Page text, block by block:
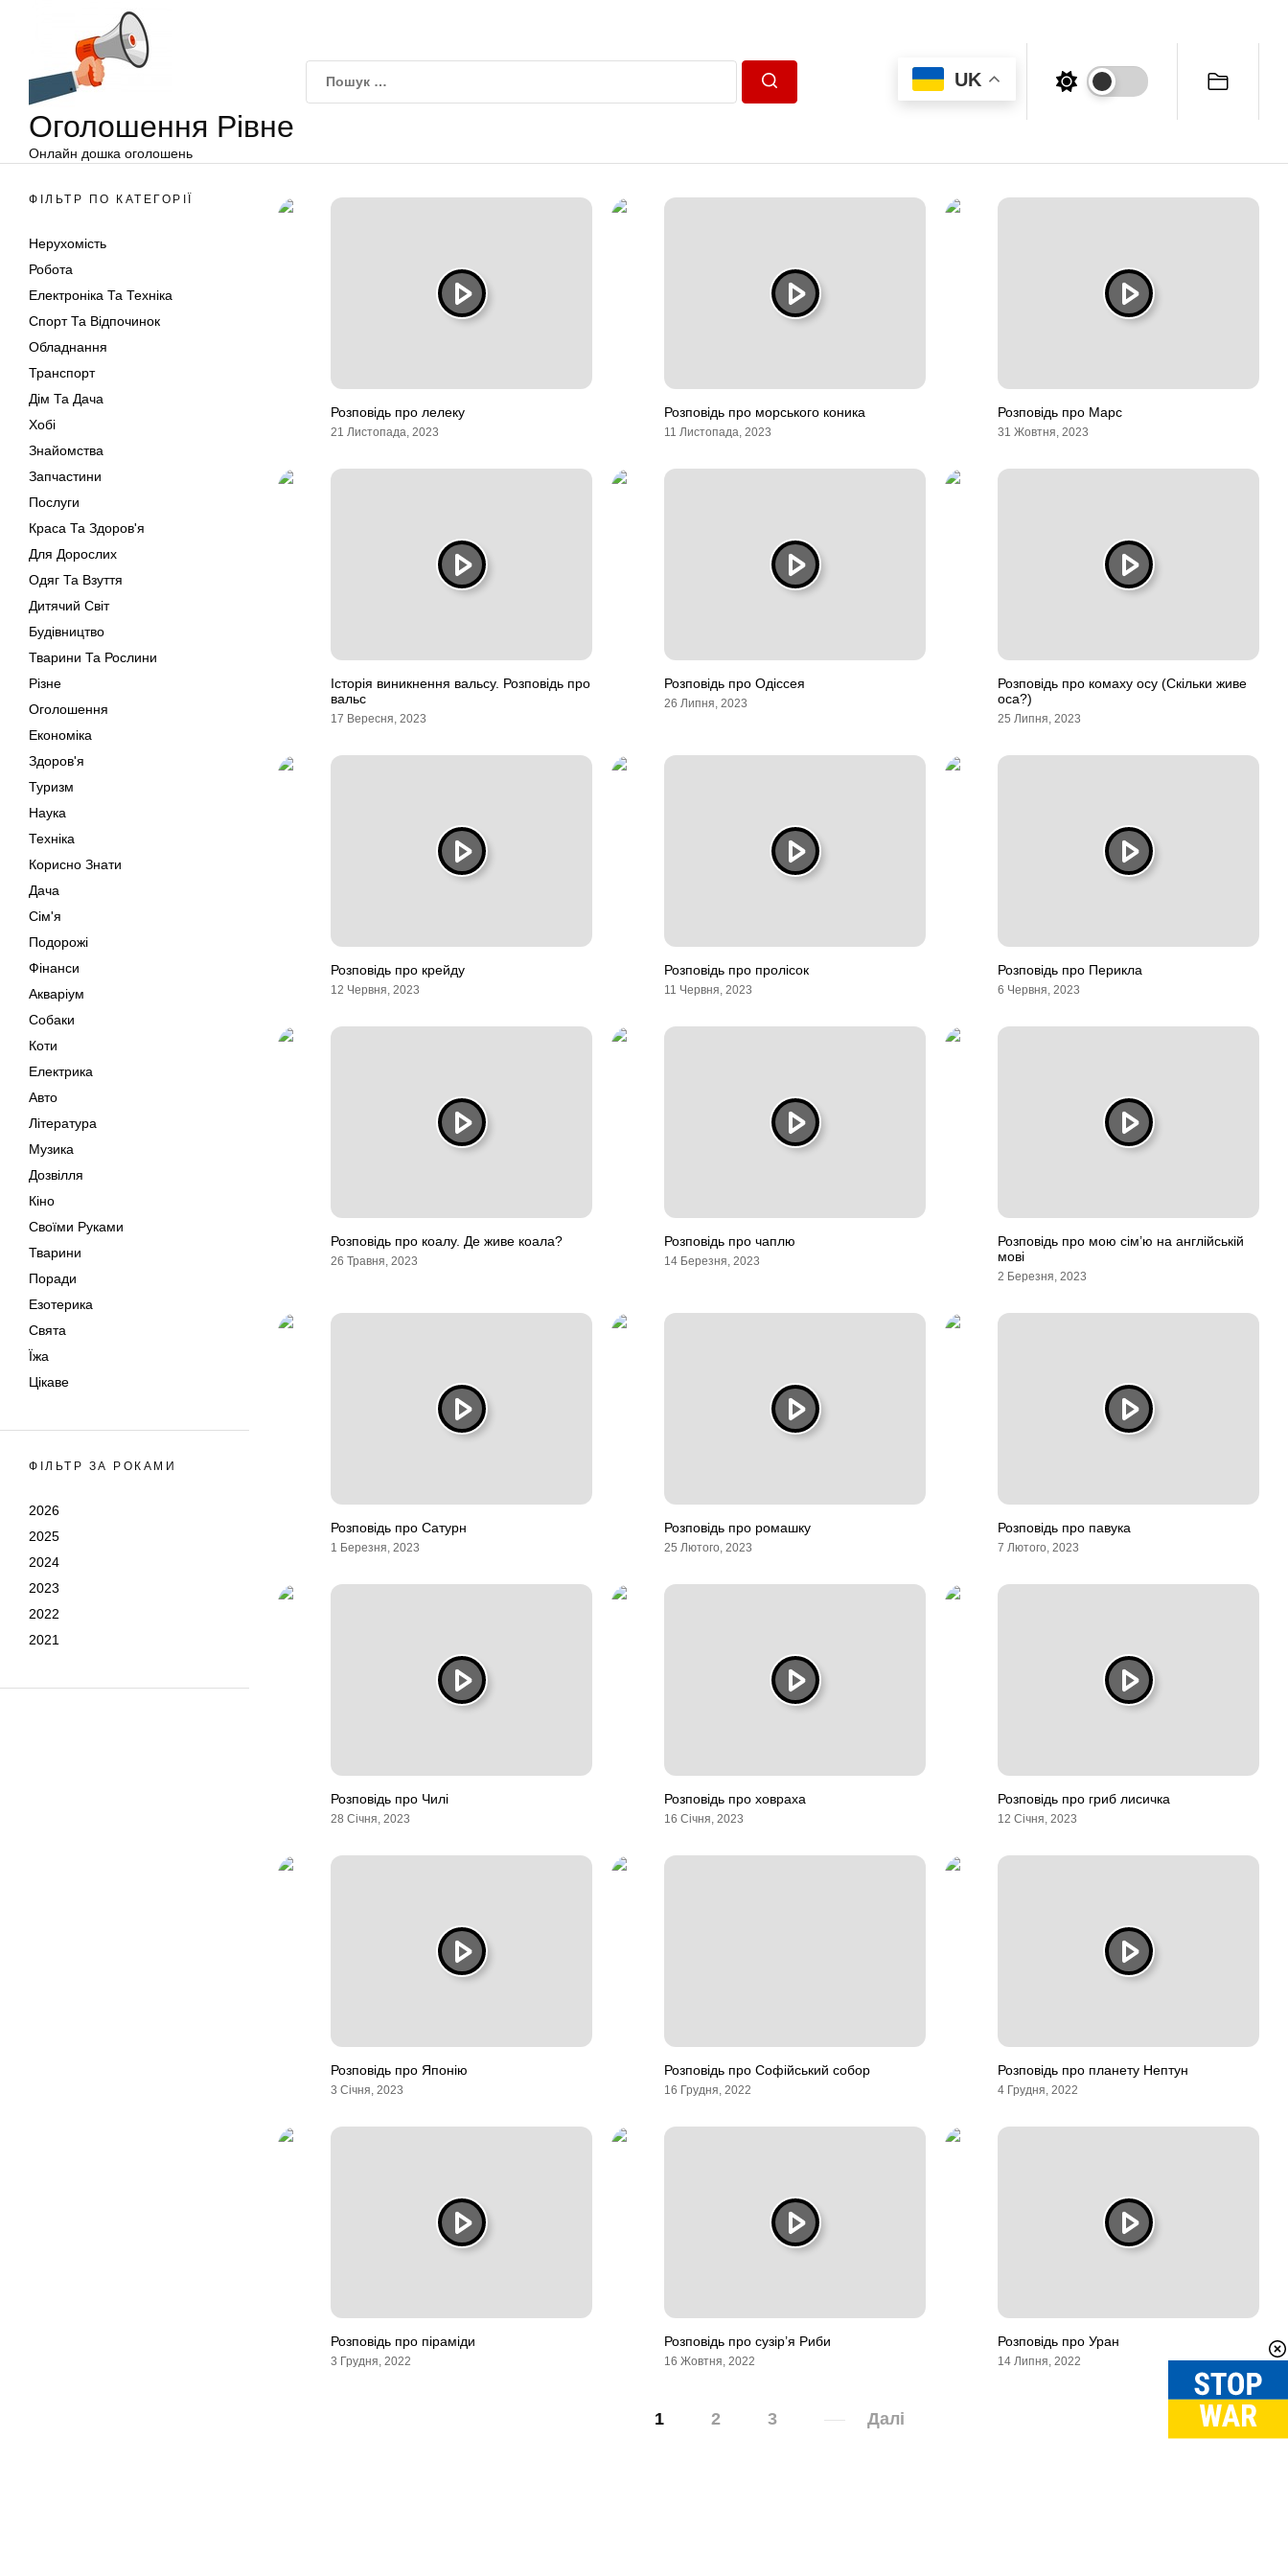
Оголошення Рівне
Онлайн дошка оголошень
UK
ФІЛЬТР ПО КАТЕГОРІЇ
Нерухомість
Робота
Електроніка Та Техніка
Спорт Та Відпочинок
Обладнання
Транспорт
Дім Та Дача
Хобі
Знайомства
Запчастини
Послуги
Краса Та Здоров'я
Для Дорослих
Одяг Та Взуття
Дитячий Світ
Будівництво
Тварини Та Рослини
Різне
Оголошення
Економіка
Здоров'я
Туризм
Наука
Техніка
Корисно Знати
Дача
Сім'я
Подорожі
Фінанси
Акваріум
Собаки
Коти
Електрика
Авто
Література
Музика
Дозвілля
Кіно
Своїми Руками
Тварини
Поради
Езотерика
Свята
Їжа
Цікаве
ФІЛЬТР ЗА РОКАМИ
2026
2025
2024
2023
2022
2021
Розповідь про лелеку
21 Листопада, 2023
Розповідь про морського коника
11 Листопада, 2023
Розповідь про Марс
31 Жовтня, 2023
Історія виникнення вальсу. Розповідь про
вальс
17 Вересня, 2023
Розповідь про Одіссея
26 Липня, 2023
Розповідь про комаху осу (Скільки живе
оса?)
25 Липня, 2023
Розповідь про крейду
12 Червня, 2023
Розповідь про пролісок
11 Червня, 2023
Розповідь про Перикла
6 Червня, 2023
Розповідь про коалу. Де живе коала?
26 Травня, 2023
Розповідь про чаплю
14 Березня, 2023
Розповідь про мою сім’ю на англійській
мові
2 Березня, 2023
Розповідь про Сатурн
1 Березня, 2023
Розповідь про ромашку
25 Лютого, 2023
Розповідь про павука
7 Лютого, 2023
Розповідь про Чилі
28 Січня, 2023
Розповідь про ховраха
16 Січня, 2023
Розповідь про гриб лисичка
12 Січня, 2023
Розповідь про Японію
3 Січня, 2023
Розповідь про Софійський собор
16 Грудня, 2022
Розповідь про планету Нептун
4 Грудня, 2022
Розповідь про піраміди
3 Грудня, 2022
Розповідь про сузір’я Риби
16 Жовтня, 2022
Розповідь про Уран
14 Липня, 2022
1 2 3 Далі